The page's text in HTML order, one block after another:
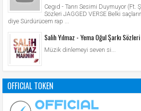
Cegıd - Tanrı Sesimi Duymuyor (Ft.
Sözleri JAGGED VERSE Belki
diye Sürdürücem rap ...
Salih Yılmaz - Yema Oğul Şarkı
Müzik dinlemeyi seven si...
OFFICIAL TOKEN